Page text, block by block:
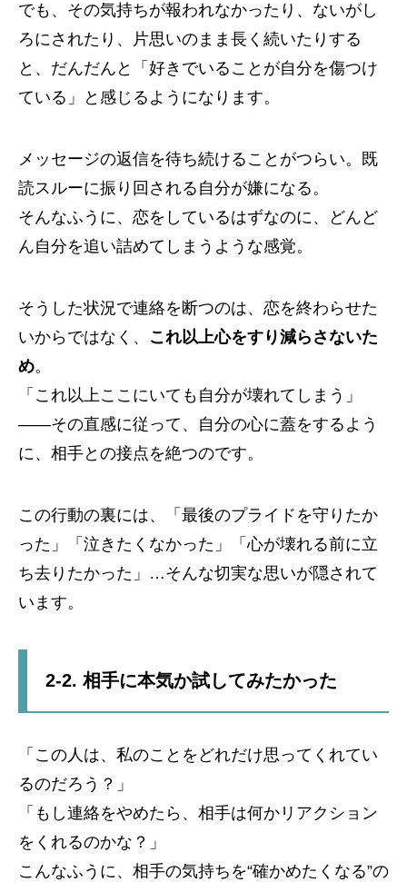
でも、その気持ちが報われなかったり、ないがし
ろにされたり、片思いのまま長く続いたりする
と、だんだんと「好きでいることが自分を傷つけ
ている」と感じるようになります。
メッセージの返信を待ち続けることがつらい。既
読スルーに振り回される自分が嫌になる。
そんなふうに、恋をしているはずなのに、どんど
ん自分を追い詰めてしまうような感覚。
そうした状況で連絡を断つのは、恋を終わらせた
いからではなく、 これ以上心をすり減らさないた
め。
「これ以上ここにいても自分が壊れてしまう」
――その直感に従って、自分の心に蓋をするよう
に、相手との接点を絶つのです。
この行動の裏には、「最後のプライドを守りたか
った」「泣きたくなかった」「心が壊れる前に立
ち去りたかった」…そんな切実な思いが隠されて
います。
2-2. 相手に本気か試してみたかった
「この人は、私のことをどれだけ思ってくれてい
るのだろう？」
「もし連絡をやめたら、相手は何かリアクション
をくれるのかな？」
こんなふうに、相手の気持ちを“確かめたくなる”の